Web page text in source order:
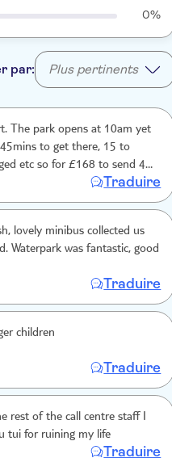
0%
par: Plus pertinents
The park opens at 10am yet
to get there, 15 to
etc so for £168 to send 4
a TUI trip again :(Traduire
lovely minibus collected us
Waterpark was fantastic, good
Traduire
children
Traduire
rest of the call centre staff I
tui for ruining my life
Traduire